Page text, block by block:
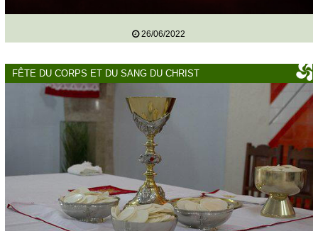
26/06/2022
FÊTE DU CORPS ET DU SANG DU CHRIST